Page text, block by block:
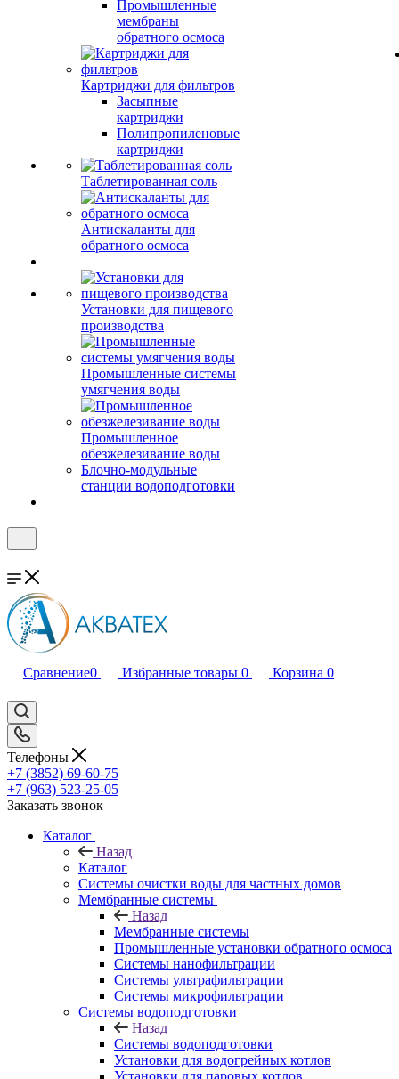
Промышленные
мембраны
обратного осмоса
Картриджи для фильтров
Засыпные
картриджи
Полипропиленовые
картриджи
Таблетированная соль
Антискаланты для
обратного осмоса
Установки для пищевого
производства
Промышленные системы
умягчения воды
Промышленное
обезжелезивание воды
Блочно-модульные
станции водоподготовки
Сравнение0 Избранные товары 0 Корзина 0
Телефоны
+7 (3852) 69-60-75
+7 (963) 523-25-05
Заказать звонок
Каталог
Назад
Каталог
Системы очистки воды для частных домов
Мембранные системы
Назад
Мембранные системы
Промышленные установки обратного осмоса
Системы нанофильтрации
Системы ультрафильтрации
Системы микрофильтрации
Системы водоподготовки
Назад
Системы водоподготовки
Установки для водогрейных котлов
Установки для паровых котлов